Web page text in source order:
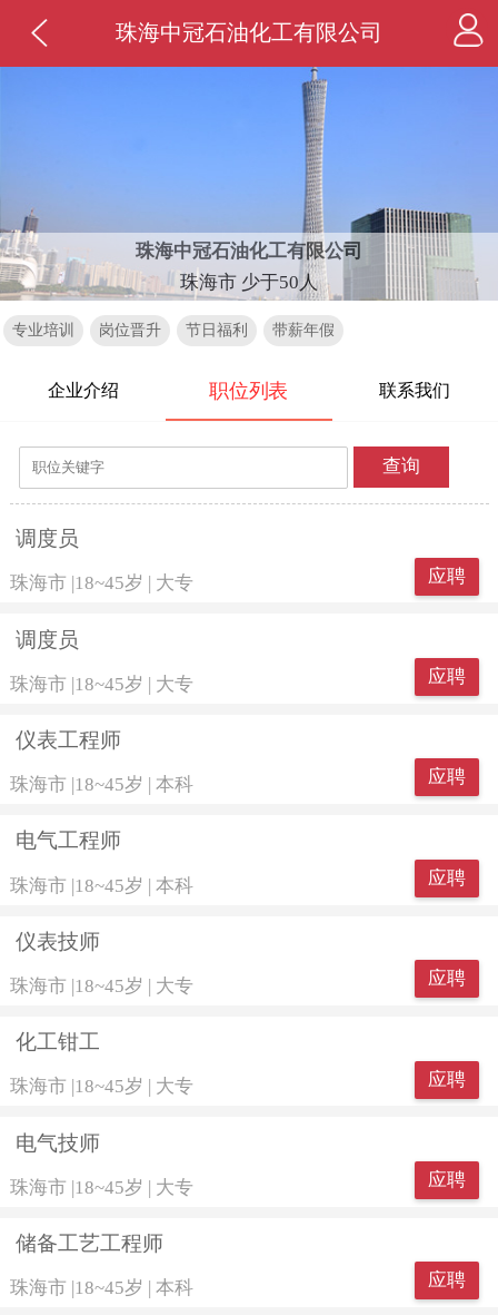
珠海中冠石油化工有限公司
珠海中冠石油化工有限公司
珠海市 少于50人
专业培训 岗位晋升 节日福利 带薪年假
企业介绍 职位列表 联系我们
查询
调度员
珠海市 18~45岁 大专 应聘
调度员
珠海市 |18~45岁 | 大专 应聘
仪表工程师
珠海市 18~45岁 本科 应聘
电气工程师
珠海市 |18~45岁 | 本科 应聘
仪表技师
珠海市 |18~45岁 | 大专 应聘
化工钳工
珠海市 18~45岁 大专 应聘
电气技师
珠海市 |18~45岁 | 大专 应聘
储备工艺工程师
珠海市 |18~45岁 | 本科 应聘